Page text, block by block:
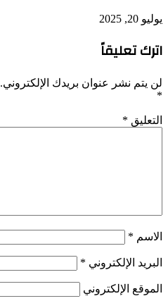
يوليو 20, 2025
اترك تعليقاً
لن يتم نشر عنوان بريدك الإلكتروني.
*
التعليق *
الاسم *
البريد الإلكتروني *
الموقع الإلكتروني